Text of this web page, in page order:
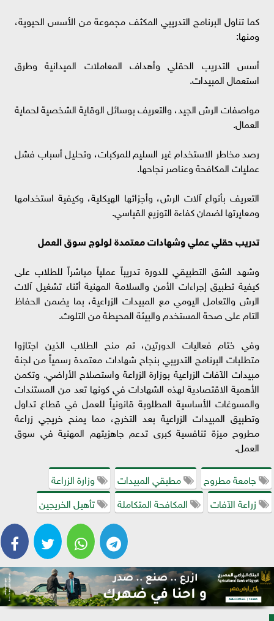
كما تناول البرنامج التدريبي المكثف مجموعة من الأسس الحيوية،
ومنها:
أسس التدريب الحقلي وأهداف المعاملات الميدانية وطرق
استعمال المبيدات.
مواصفات الرش الجيد، والتعريف بوسائل الوقاية الشخصية لحماية
العمال.
رصد مخاطر الاستخدام غير السليم للمركبات، وتحليل أسباب فشل
عمليات المكافحة وعناصر نجاحها.
التعريف بأنواع آلات الرش، وأجزائها الهيكلية، وكيفية استخدامها
ومعايرتها لضمان كفاءة التوزيع القياسي.
تدريب حقلي عملي وشهادات معتمدة لولوج سوق العمل
وشهد الشق التطبيقي للدورة تدريباً عملياً مباشراً للطلاب على
كيفية تطبيق إجراءات الأمن والسلامة المهنية أثناء تشغيل آلات
الرش والتعامل اليومي مع المبيدات الزراعية، بما يضمن الحفاظ
التام على صحة المستخدم والبيئة المحيطة من التلوث.
وفي ختام فعاليات الدورتين، تم منح الطلاب الذين اجتازوا
متطلبات البرنامج التدريبي بنجاح شهادات معتمدة رسمياً من لجنة
مبيدات الآفات الزراعية بوزارة الزراعة واستصلاح الأراضي. وتكمن
الأهمية الاقتصادية لهذه الشهادات في كونها تعد من المستندات
والمسوغات الأساسية المطلوبة قانونياً للعمل في قطاع تداول
وتطبيق المبيدات الزراعية بعد التخرج، مما يمنح خريجي زراعة
مطروح ميزة تنافسية كبرى تدعم جاهزيتهم المهنية في سوق
العمل.
جامعة مطروح
مطبقي المبيدات
وزارة الزراعة
زراعة الآفات
المكافحة المتكاملة تأهيل الخريجين